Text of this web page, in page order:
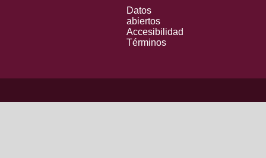
Datos
abiertos
Accesibilidad
Términos